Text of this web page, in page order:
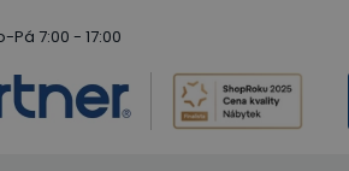
Pá 7:00 - 17:00